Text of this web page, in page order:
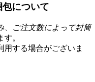
について
、ご注文数によって封筒
。
用する場合がございま